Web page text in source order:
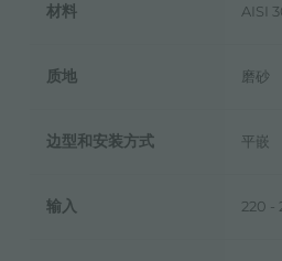
材料 AISI
质地 磨砂
边型和安装方式 平嵌
输入 220 -